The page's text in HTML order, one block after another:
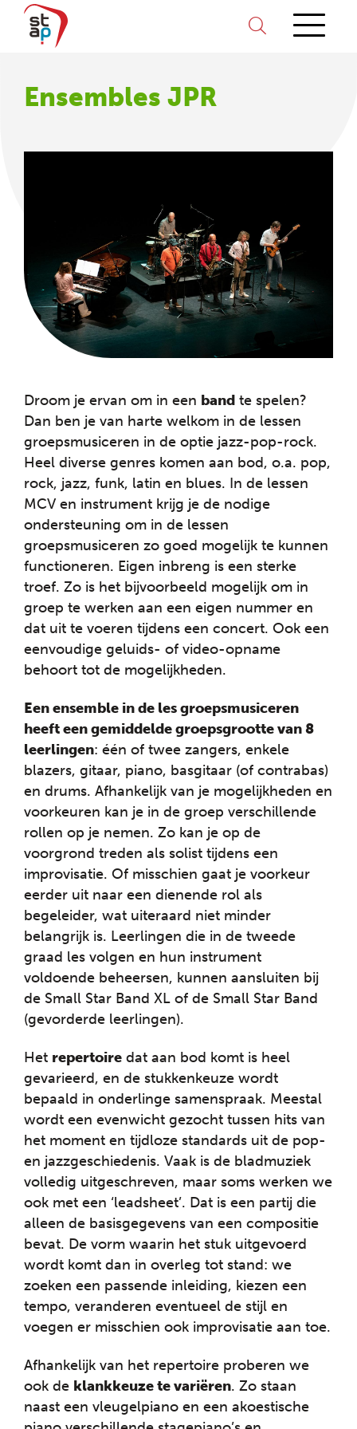
Ensembles JPR
Droom je ervan om in een band te spelen?
Dan ben je van harte welkom in de lessen
groepsmusiceren in de optie jazz-pop-rock.
Heel diverse genres komen aan bod, o.a. pop,
rock, jazz, funk, latin en blues. In de lessen
MCV en instrument krijg je de nodige
ondersteuning om in de lessen
groepsmusiceren zo goed mogelijk te kunnen
functioneren. Eigen inbreng is een sterke
troef. Zo is het bijvoorbeeld mogelijk om in
groep te werken aan een eigen nummer en
dat uit te voeren tijdens een concert. Ook een
eenvoudige geluids- of video-opname
behoort tot de mogelijkheden.
Een ensemble in de les groepsmusiceren
heeft een gemiddelde groepsgrootte van 8
leerlingen: één of twee zangers, enkele
blazers, gitaar, piano, basgitaar (of contrabas)
en drums. Afhankelijk van je mogelijkheden en
voorkeuren kan je in de groep verschillende
rollen op je nemen. Zo kan je op de
voorgrond treden als solist tijdens een
improvisatie. Of misschien gaat je voorkeur
eerder uit naar een dienende rol als
begeleider, wat uiteraard niet minder
belangrijk is. Leerlingen die in de tweede
graad les volgen en hun instrument
voldoende beheersen, kunnen aansluiten bij
de Small Star Band XL of de Small Star Band
(gevorderde leerlingen).
Het repertoire dat aan bod komt is heel
gevarieerd, en de stukkenkeuze wordt
bepaald in onderlinge samenspraak. Meestal
wordt een evenwicht gezocht tussen hits van
het moment en tijdloze standards uit de pop-
en jazzgeschiedenis. Vaak is de bladmuziek
volledig uitgeschreven, maar soms werken we
ook met een ‘leadsheet’. Dat is een partij die
alleen de basisgegevens van een compositie
bevat. De vorm waarin het stuk uitgevoerd
wordt komt dan in overleg tot stand: we
zoeken een passende inleiding, kiezen een
tempo, veranderen eventueel de stijl en
voegen er misschien ook improvisatie aan toe.
Afhankelijk van het repertoire proberen we
ook de klankkeuze te variëren. Zo staan
naast een vleugelpiano en een akoestische